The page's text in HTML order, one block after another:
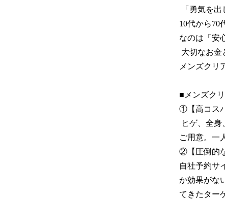
10代から70
なのは「安
メンズクリ
■メンズク
①【高コス
ご用意。一
②【圧倒的
自社予約サ
か効果がな
てきたター